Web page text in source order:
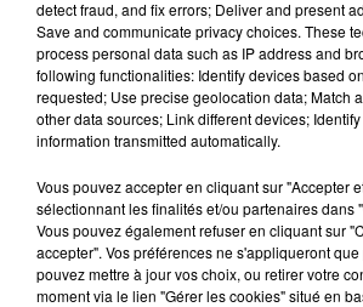
detect fraud, and fix errors; Deliver and present
Save and communicate privacy choices. These
process personal data such as IP address and
following functionalities: Identify devices based
requested; Use precise geolocation data; Match
other data sources; Link different devices;
information transmitted automatically.
Vous pouvez accepter en cliquant sur "Accepter
sélectionnant les finalités et/ou partenaires dans
Vous pouvez également refuser en cliquant sur
accepter". Vos préférences ne s'appliqueront
pouvez mettre à jour vos choix, ou retirer votre
moment via le lien "Gérer les cookies" situé en